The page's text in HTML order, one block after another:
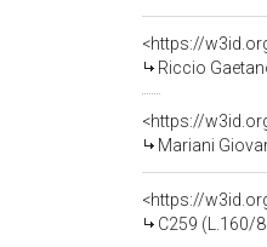
<https://
Riccio
<https://
Mariani
<https://
C259 (L.160/